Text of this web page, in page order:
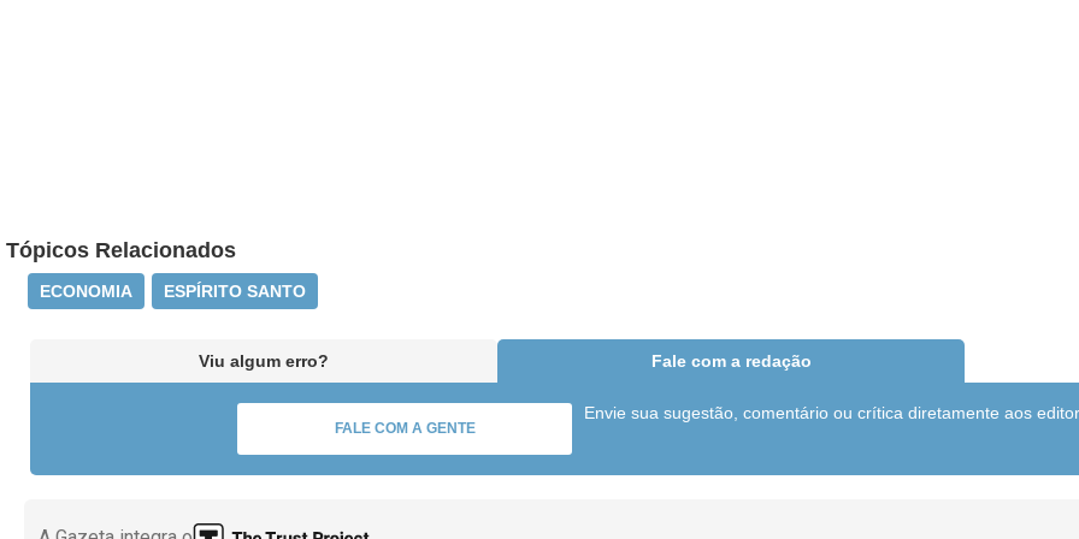
Tópicos Relacionados
ECONOMIA ESPÍRITO SANTO
Viu algum erro? Fale com a redação
FALE COM A GENTE
Envie sua sugestão, comentário ou crítica diretamente aos